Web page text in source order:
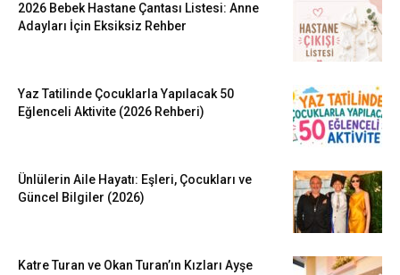
2026 Bebek Hastane Çantası Listesi: Anne
Adayları İçin Eksiksiz Rehber
Yaz Tatilinde Çocuklarla Yapılacak 50
Eğlenceli Aktivite (2026 Rehberi)
Ünlülerin Aile Hayatı: Eşleri, Çocukları ve
Güncel Bilgiler (2026)
Katre Turan ve Okan Turan’ın Kızları Ayşe